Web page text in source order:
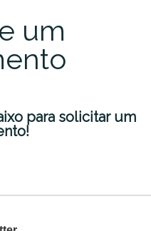
um
para solicitar um